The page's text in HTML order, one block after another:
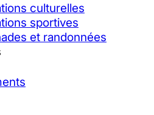
culturelles
sportives
et randonnées